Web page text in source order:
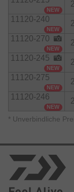
damit
NEW
11120-240
NEW
11120-270
NEW
11120-245
NEW
11120-275
NEW
11120-246
NEW
* Unverbindliche